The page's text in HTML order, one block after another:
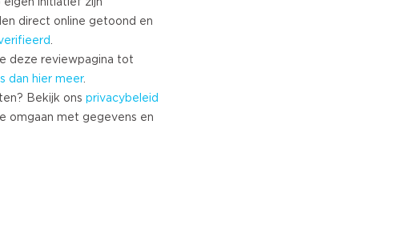
eigen initiatief zijn
direct online getoond en
.
deze reviewpagina tot
dan hier meer.
Bekijk ons privacybeleid
omgaan met gegevens en